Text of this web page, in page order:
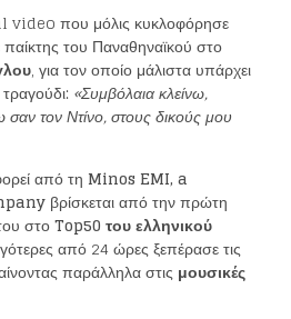
που μόλις κυκλοφόρησε
του Παναθηναϊκού στο
, για τον οποίο μάλιστα υπάρχει
«Συμβόλαια κλείνω,
τον Ντίνο, στους δικούς μου
από τη Minos EMI, a
βρίσκεται από την πρώτη
στοTop50 του ελληνικού
από 24 ώρες ξεπέρασε τις
παράλληλα στις μουσικές